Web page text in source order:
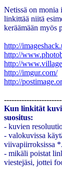
Netissä on monia
linkittää niitä
keräämään myös
http://
http://
http://
http://imgur.com/
http://
Kun linkität
suositus:
- kuvien
- valokuvissa
viivapiirroksissa
- mikäli poistat
viestejäsi, jottei